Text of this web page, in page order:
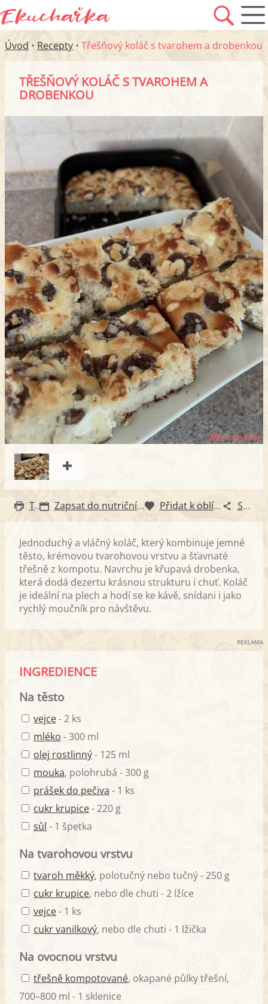
Úvod • Recepty • Třešňový koláč s tvarohem a drobenkou
TŘEŠŇOVÝ KOLÁČ S TVAROHEM A
DROBENKOU
Tisk Zapsat do nutričního diáře Přidat k oblíbeným Sdílet
Jednoduchý a vláčný koláč, který kombinuje jemné
těsto, krémovou tvarohovou vrstvu a šťavnaté
třešně z kompotu. Navrchu je křupavá drobenka,
která dodá dezertu krásnou strukturu i chuť. Koláč
je ideální na plech a hodí se ke kávě, snídani i jako
rychlý moučník pro návštěvu.
REKLAMA
INGREDIENCE
Na těsto
vejce- 2 ks
mléko - 300 ml
olej rostlinný- 125 ml
mouka, polohrubá - 300 g
prášek do pečiva - 1 ks
cukr krupice- 220 g
sůl - 1 špetka
Na tvarohovou vrstvu
tvaroh měkký, polotučný nebo tučný - 250 g
cukr krupice, nebo dle chuti - 2 lžíce
vejce- 1 ks
cukr vanilkový, nebo dle chuti - 1 lžička
Na ovocnou vrstvu
třešně kompotované, okapané půlky třešní,
700–800 ml - 1 sklenice